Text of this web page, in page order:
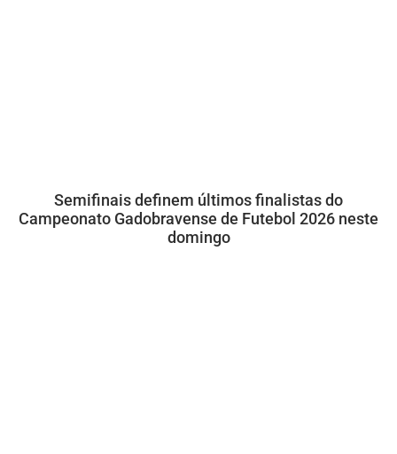
Semifinais definem últimos finalistas do
Campeonato Gadobravense de Futebol 2026 neste
domingo